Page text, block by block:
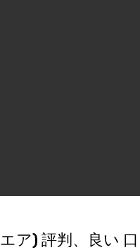
ア) 評判、良い 口